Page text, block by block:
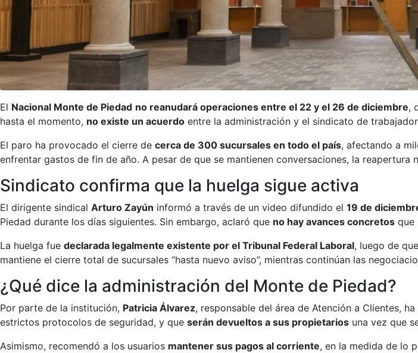
El Nacional Monte de Piedad no reanudará operaciones entre el 22 y el 26 de diciembre,
hasta el momento, no existe un acuerdo entre la administración y el sindicato de
El paro ha provocado el cierre de cerca de 300 sucursales en todo el país, afectando a
enfrentar gastos de fin de año. A pesar de que se mantienen conversaciones, la
Sindicato confirma que la huelga sigue activa
El dirigente sindical Arturo Zayún informó a través de un video difundido el 19 de
Piedad durante los días siguientes. Sin embargo, aclaró que no hay avances concretos que
La huelga fue declarada legalmente existente por el Tribunal Federal Laboral, luego de que
mantiene el cierre total de sucursales “hasta nuevo aviso”, mientras continúan las
¿Qué dice la administración del Monte de Piedad?
Por parte de la institución, Patricia Álvarez, responsable del área de Atención a Clientes,
estrictos protocolos de seguridad, y que serán devueltos a sus propietarios una vez que
Asimismo, recomendó a los usuarios mantener sus pagos al corriente, en la medida de lo